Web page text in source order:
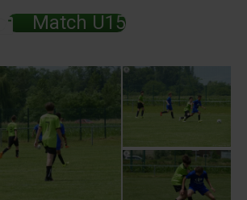
Match U15